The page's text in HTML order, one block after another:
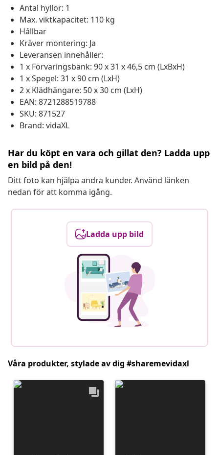
Antal hyllor: 1
Max. viktkapacitet: 110 kg
Hållbar
Kräver montering: Ja
Leveransen innehåller:
1 x Förvaringsbänk: 90 x 31 x 46,5 cm (LxBxH)
1 x Spegel: 31 x 90 cm (LxH)
2 x Klädhängare: 50 x 30 cm (LxH)
EAN: 8721288519788
SKU: 871527
Brand: vidaXL
Har du köpt en vara och gillat den? Ladda upp
en bild på den!
Ditt foto kan hjälpa andra kunder. Använd länken
nedan för att komma igång.
Ladda upp bild
Våra produkter, stylade av dig #sharemevidaxl